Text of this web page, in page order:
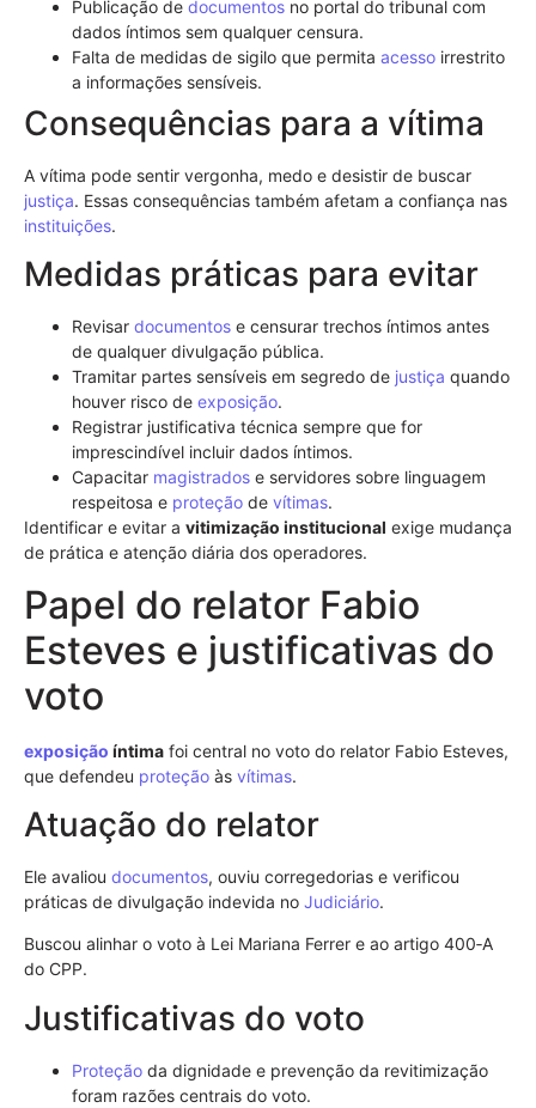
Publicação de documentos no portal do tribunal com
dados íntimos sem qualquer censura.
Falta de medidas de sigilo que permita acesso irrestrito
a informações sensíveis.
Consequências para a vítima
A vítima pode sentir vergonha, medo e desistir de buscar
justiça. Essas consequências também afetam a confiança nas
instituições.
Medidas práticas para evitar
Revisar documentos e censurar trechos íntimos antes
de qualquer divulgação pública.
Tramitar partes sensíveis em segredo de justiça quando
houver risco de exposição.
Registrar justificativa técnica sempre que for
imprescindível incluir dados íntimos.
Capacitar magistrados e servidores sobre linguagem
respeitosa e proteção de vítimas.
Identificar e evitar a vitimização institucional exige mudança
de prática e atenção diária dos operadores.
Papel do relator Fabio
Esteves e justificativas do
voto
exposição íntima foi central no voto do relator Fabio Esteves,
que defendeu proteção às vítimas.
Atuação do relator
Ele avaliou documentos, ouviu corregedorias e verificou
práticas de divulgação indevida no Judiciário.
Buscou alinhar o voto à Lei Mariana Ferrer e ao artigo 400‑A
do CPP.
Justificativas do voto
Proteção da dignidade e prevenção da revitimização
foram razões centrais do voto.